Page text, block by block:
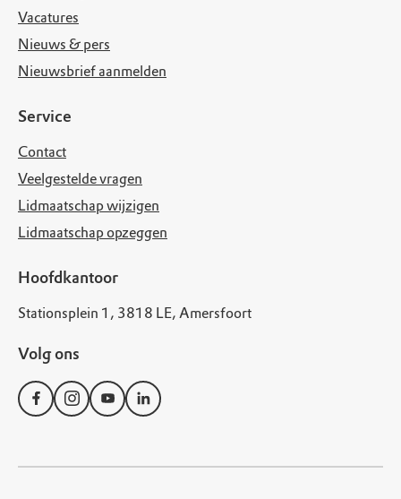
Vacatures
Nieuws & pers
Nieuwsbrief aanmelden
Service
Contact
Veelgestelde vragen
Lidmaatschap wijzigen
Lidmaatschap opzeggen
Hoofdkantoor
Stationsplein 1, 3818 LE, Amersfoort
Volg ons